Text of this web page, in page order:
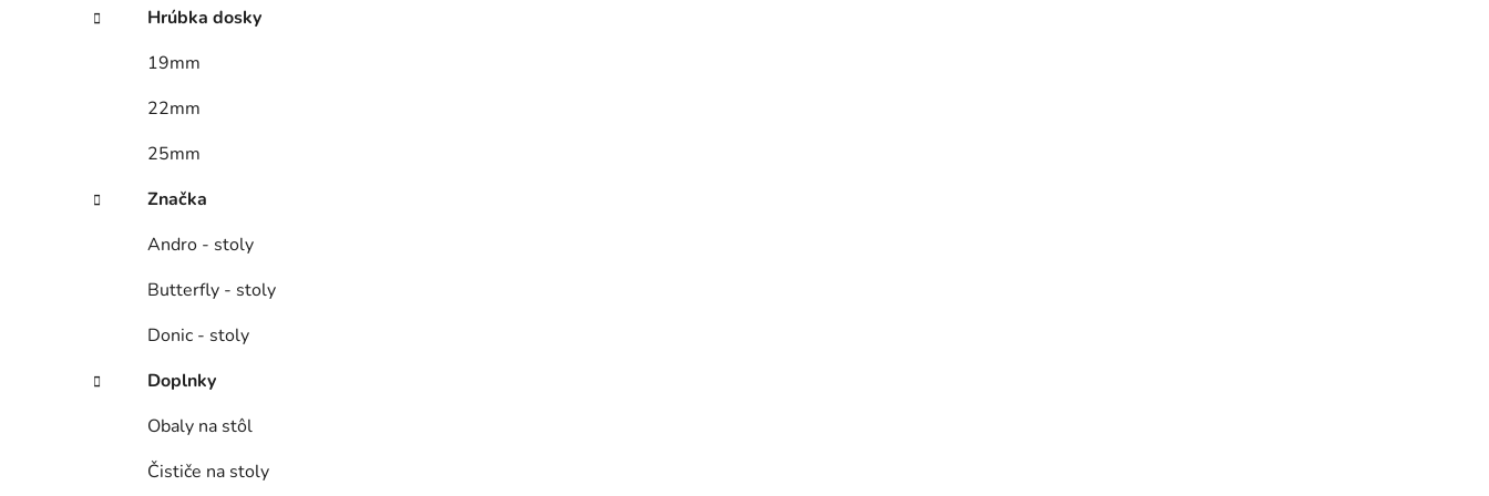
Hrúbka dosky
19mm
22mm
25mm
Značka
Andro - stoly
Butterfly - stoly
Donic - stoly
Doplnky
Obaly na stôl
Čističe na stoly